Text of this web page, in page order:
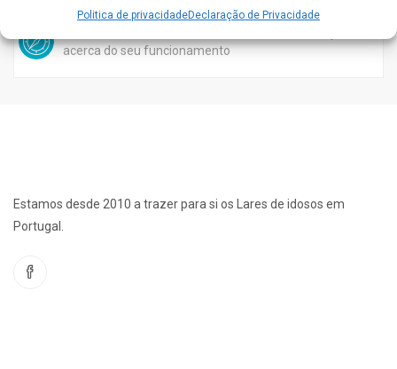
Politica de privacidadeDeclaração de Privacidade
acerca do seu funcionamento
Estamos desde 2010 a trazer para si os Lares de idosos em
Portugal.